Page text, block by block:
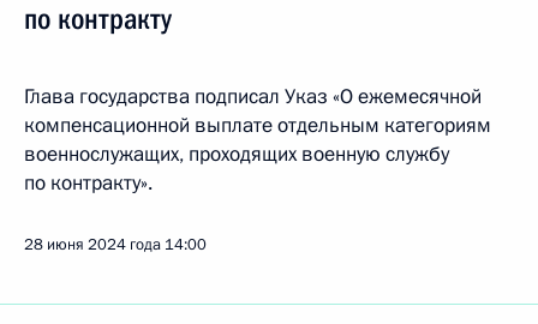
по контракту
Глава государства подписал Указ «О ежемесячной
компенсационной выплате отдельным категориям
военнослужащих, проходящих военную службу
по контракту».
28 июня 2024 года 14:00